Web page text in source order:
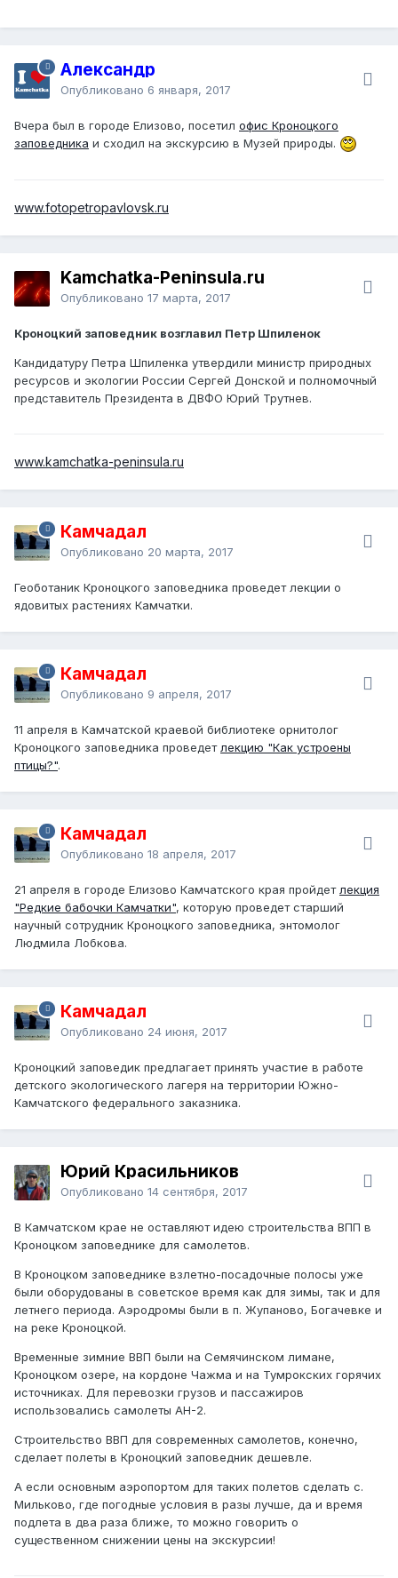
Александр
Опубликовано 6 января, 2017
Вчера был в городе Елизово, посетил офис Кроноцкого
заповедника и сходил на экскурсию в Музей природы.
www.fotopetropavlovsk.ru
Kamchatka-Peninsula.ru
Опубликовано 17 марта, 2017
Кроноцкий заповедник возглавил Петр Шпиленок
Кандидатуру Петра Шпиленка утвердили министр природных
ресурсов и экологии России Сергей Донской и полномочный
представитель Президента в ДВФО Юрий Трутнев.
www.kamchatka-peninsula.ru
Камчадал
Опубликовано 20 марта, 2017
Геоботаник Кроноцкого заповедника проведет лекции о
ядовитых растениях Камчатки.
Камчадал
Опубликовано 9 апреля, 2017
11 апреля в Камчатской краевой библиотеке орнитолог
Кроноцкого заповедника проведет лекцию "Как устроены
птицы?".
Камчадал
Опубликовано 18 апреля, 2017
21 апреля в городе Елизово Камчатского края пройдет лекция
"Редкие бабочки Камчатки", которую проведет старший
научный сотрудник Кроноцкого заповедника, энтомолог
Людмила Лобкова.
Камчадал
Опубликовано 24 июня, 2017
Кроноцкий заповедик предлагает принять участие в работе
детского экологического лагеря на территории Южно-
Камчатского федерального заказника.
Юрий Красильников
Опубликовано 14 сентября, 2017
В Камчатском крае не оставляют идею строительства ВПП в
Кроноцком заповеднике для самолетов.
В Кроноцком заповеднике взлетно-посадочные полосы уже
были оборудованы в советское время как для зимы, так и для
летнего периода. Аэродромы были в п. Жупаново, Богачевке и
на реке Кроноцкой.
Временные зимние ВВП были на Семячинском лимане,
Кроноцком озере, на кордоне Чажма и на Тумрокских горячих
источниках. Для перевозки грузов и пассажиров
использовались самолеты АН-2.
Строительство ВВП для современных самолетов, конечно,
сделает полеты в Кроноцкий заповедник дешевле.
А если основным аэропортом для таких полетов сделать с.
Мильково, где погодные условия в разы лучше, да и время
подлета в два раза ближе, то можно говорить о
существенном снижении цены на экскурсии!